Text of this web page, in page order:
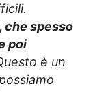
che spesso
poi
è un